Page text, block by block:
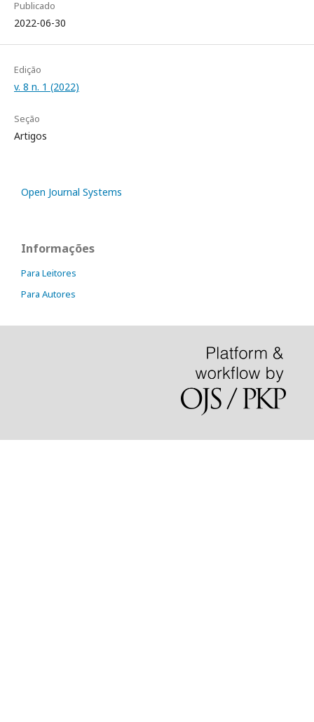
Publicado
2022-06-30
Edição
v. 8 n. 1 (2022)
Seção
Artigos
Open Journal Systems
Informações
Para Leitores
Para Autores